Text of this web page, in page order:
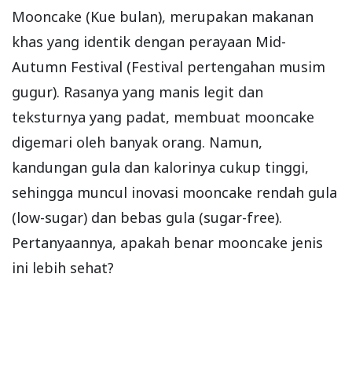
Mooncake (Kue bulan), merupakan makanan
khas yang identik dengan perayaan Mid-
Autumn Festival (Festival pertengahan musim
gugur). Rasanya yang manis legit dan
teksturnya yang padat, membuat mooncake
digemari oleh banyak orang. Namun,
kandungan gula dan kalorinya cukup tinggi,
sehingga muncul inovasi mooncake rendah gula
(low-sugar) dan bebas gula (sugar-free).
Pertanyaannya, apakah benar mooncake jenis
ini lebih sehat?